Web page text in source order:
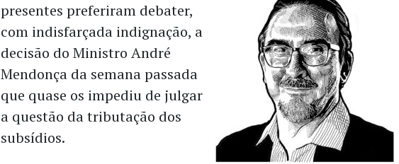
presentes preferiram debater,
com indisfarçada indignação, a
decisão do Ministro André
Mendonça da semana passada
que quase os impediu de julgar
a questão da tributação dos
subsídios.